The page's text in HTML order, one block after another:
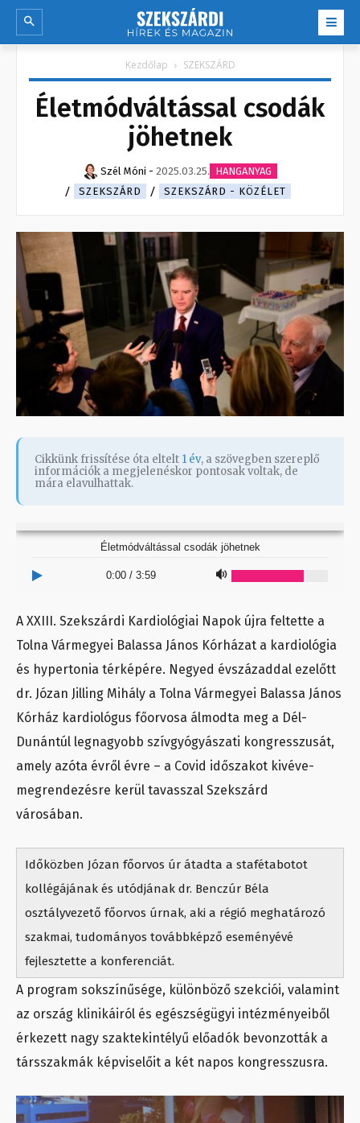
Kezdőlap SZEKSZÁRD
Életmódváltással csodák
jöhetnek
Szél Móni - 2025.03.25. HANGANYAG
SZEKSZÁRD
SZEKSZÁRD - KÖZÉLET
Cikkünk frissítése óta eltelt 1 év, a szövegben szereplő
információk a megjelenéskor pontosak voltak, de
mára elavulhattak.
0:00 / 3:59
Életmódváltással csodák jöhetnek
A XXIII. Szekszárdi Kardiológiai Napok újra feltette a
Tolna Vármegyei Balassa János Kórházat a kardiológia
és hypertonia térképére. Negyed évszázaddal ezelőtt
dr. Józan Jilling Mihály a Tolna Vármegyei Balassa János
Kórház kardiológus főorvosa álmodta meg a Dél-
Dunántúl legnagyobb szívgyógyászati kongresszusát,
amely azóta évről évre – a Covid időszakot kivéve-
megrendezésre kerül tavasszal Szekszárd
városában.
Időközben Józan főorvos úr átadta a stafétabotot
kollégájának és utódjának dr. Benczúr Béla
osztályvezető főorvos úrnak, aki a régió meghatározó
szakmai, tudományos továbbképző eseményévé
fejlesztette a konferenciát.
A program sokszínűsége, különböző szekciói, valamint
az ország klinikáiról és egészségügyi intézményeiből
érkezett nagy szaktekintélyű előadók bevonzották a
társszakmák képviselőit a két napos kongresszusra.